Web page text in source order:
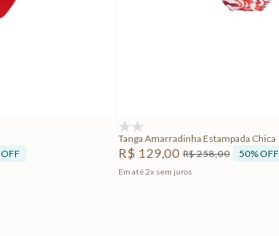
OFF
Tanga Amarradinha Estampada Chica
R$ 129,00 R$258,00 50% OFF
Em até2x sem juros